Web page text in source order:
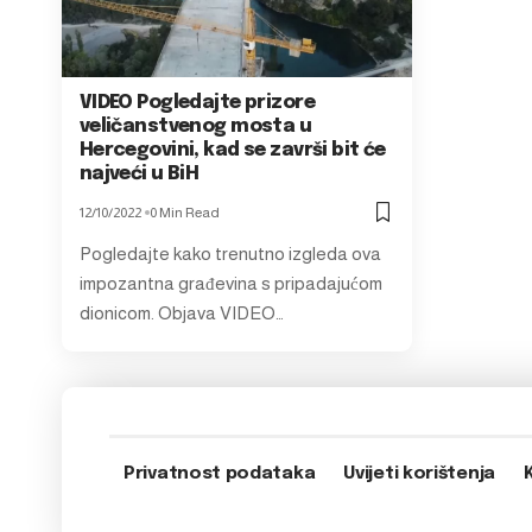
VIDEO Pogledajte prizore
veličanstvenog mosta u
Hercegovini, kad se završi bit će
najveći u BiH
12/10/2022 0 Min Read
Pogledajte kako trenutno izgleda ova
impozantna građevina s pripadajućom
dionicom. Objava VIDEO…
Privatnost podataka Uvijeti korištenja